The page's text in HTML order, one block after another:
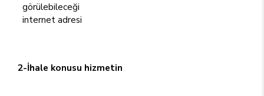
görülebileceği
internet adresi
2-İhale konusu hizmetin